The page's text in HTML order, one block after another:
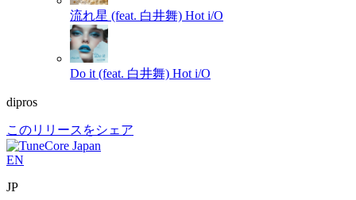
流れ星 (feat. 白井舞) Hot i/O
Do it (feat. 白井舞) Hot i/O
dipros
このリリースをシェア
EN
JP